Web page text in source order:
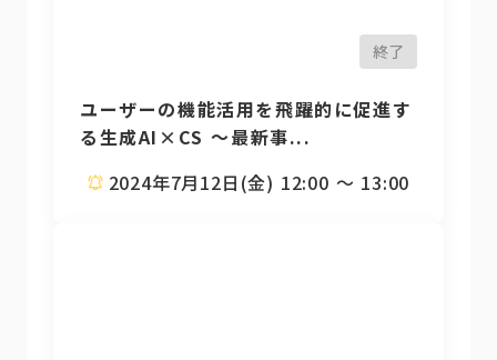
終了
ユーザーの機能活用を飛躍的に促進す
る生成AI×CS ～最新事...
2024年7月12日(金) 12:00 〜 13:00